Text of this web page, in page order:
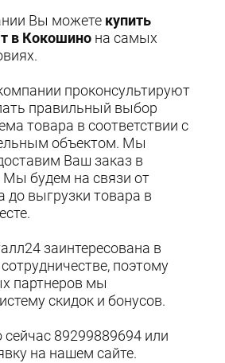
Вы можете купить
в Кокошино на самых
проконсультируют
правильный выбор
товара в соответствии с
объектом. Мы
Ваш заказ в
будем на связи от
до выгрузки товара в
заинтересована в
поэтому
партнеров мы
скидок и бонусов.
89299889694 или
на нашем сайте.